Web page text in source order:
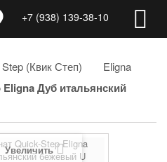
+7 (938) 139-38-10
(Квик Степ) Eligna
Дуб итальянский
Увеличить